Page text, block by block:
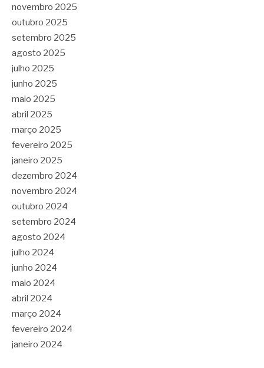
novembro 2025
outubro 2025
setembro 2025
agosto 2025
julho 2025
junho 2025
maio 2025
abril 2025
março 2025
fevereiro 2025
janeiro 2025
dezembro 2024
novembro 2024
outubro 2024
setembro 2024
agosto 2024
julho 2024
junho 2024
maio 2024
abril 2024
março 2024
fevereiro 2024
janeiro 2024